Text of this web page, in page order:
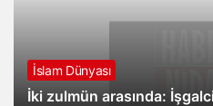
İslam Dünyası
İki zulmün arasında: